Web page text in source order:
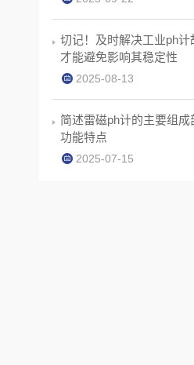
切记！及时解决工业ph计
才能避免影响其稳定性
2025-08-13
简述雷磁ph计的主要组成
功能特点
2025-07-15